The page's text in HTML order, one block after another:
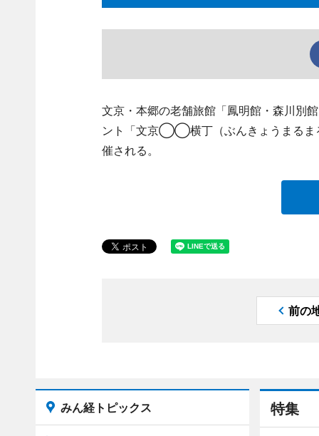
文京・本郷の老舗旅館「鳳明館・森川別
ント「文京◯◯横丁（ぶんきょうまるま
催される。
前の
特集
みん経トピックス